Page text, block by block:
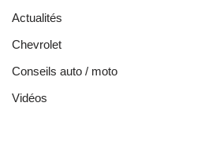
Actualités
Chevrolet
Conseils auto / moto
Vidéos